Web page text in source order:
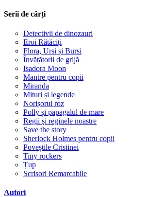
Serii de cărți
Detectivii de dinozauri
Eroi Rătăciți
Flora, Ursi și Bursi
Învățătorii de grijă
Isadora Moon
Mantre pentru copii
Miranda
Mituri și legende
Norișorul roz
Polly și papagalul de mare
Regii și reginele noastre
Save the story
Sherlock Holmes pentru copii
Poveștile Cristinei
Tiny rockers
Țup
Scrisori Remarcabile
Autori